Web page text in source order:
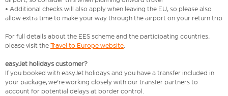
• Additional checks will also apply when leaving the EU, so please also
allow extra time to make your way through the airport on your return trip
For full details about the EES scheme and the participating countries,
please visit the Travel to Europe website.
easyJet holidays customer?
If you booked with easyJet holidays and you have a transfer included in
your package, we're working closely with our transfer partners to
account for potential delays at border control.